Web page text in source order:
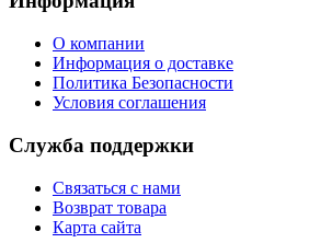
О компании
Информация о доставке
Политика Безопасности
Условия соглашения
Служба поддержки
Связаться с нами
Возврат товара
Карта сайта